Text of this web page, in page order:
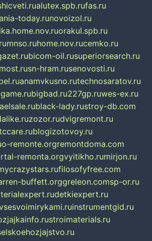
alutex.spb.rufas.ru
today.runovoizol.ru
orakul.spb.ru
mnso.ruhome.nov.rucemko.ru
bicom-oil.rusuperiorsearch.ru
sn-hram.rusenovosti.ru
anamvkusno.rutechnosaratov.ru
bigbad.ru227gp.ruwes-ex.ru
black-lady.rustroy-db.com
zozor.rudvigremont.ru
blogizotovoy.ru
o-remonte.orgremontdoma.com
remonta.orgvyitikho.rumirjon.ru
filosofyfree.com
buffett.orggreleon.comsp-or.ru
detkiexpert.ru
instrumentgid.ru
stroimaterials.ru